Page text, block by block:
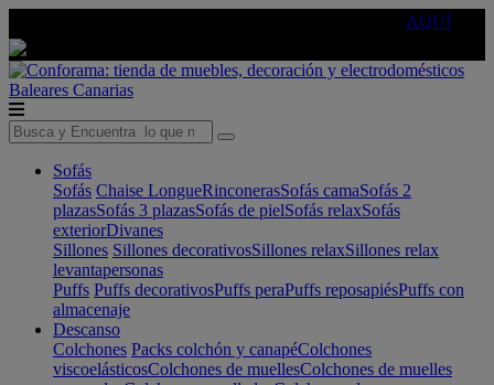
AQUÍ
Baleares Canarias
Sofás
Sofás Chaise LongueRinconerasSofás camaSofás 2
plazasSofás 3 plazasSofás de pielSofás relaxSofás
exteriorDivanes
Sillones Sillones decorativosSillones relaxSillones relax
levantapersonas
Puffs Puffs decorativosPuffs peraPuffs reposapiésPuffs con
almacenaje
Descanso
Colchones Packs colchón y canapéColchones
viscoelásticosColchones de muellesColchones de muelles